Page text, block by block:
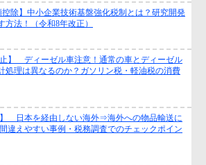
控除】中小企業技術基盤強化税制とは？研究開発
法！（令和8年改正）
】 ディーゼル車注意！通常の車とディーゼル
処理は異なるのか？ガソリン税・軽油税の消費
日本を経由しない海外⇒海外への物品輸送に
違えやすい事例・税務調査でのチェックポイン